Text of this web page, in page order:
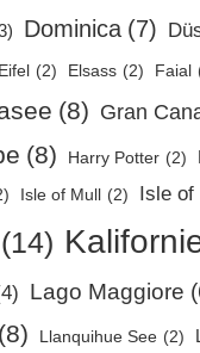
Dominica (7)
Eifel (2) Elsass (2) Faial
(8) Gran
(8) Harry Potter (2)
Isle of Mull (2) Isle of
(14)
Lago Maggiore
(8) Llanquihue See (2)